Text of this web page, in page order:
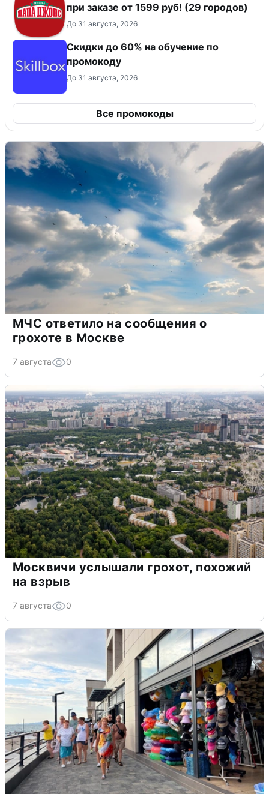
при заказе от 1599 руб! (29 городов)
До 31 августа, 2026
Скидки до 60% на обучение по
промокоду
До 31 августа, 2026
Все промокоды
МЧС ответило на сообщения о
грохоте в Москве
7 августа 0
Москвичи услышали грохот, похожий
на взрыв
7 августа 0